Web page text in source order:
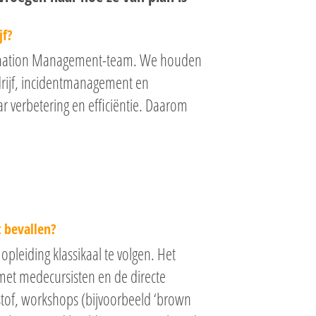
Management-team. We houden
incidentmanagement en
verbetering en efficiëntie. Daarom
klassikaal te volgen. Het
medecursisten en de directe
workshops (bijvoorbeeld ‘brown